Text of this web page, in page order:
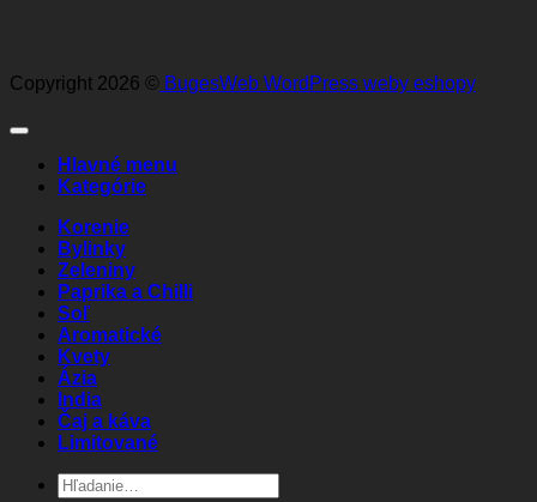
Copyright 2026 © BugesWeb WordPress weby eshopy
Hlavné menu
Kategórie
Korenie
Bylinky
Zeleniny
Paprika a Chilli
Soľ
Aromatické
Kvety
Ázia
India
Čaj a káva
Limitované
Hľadať: